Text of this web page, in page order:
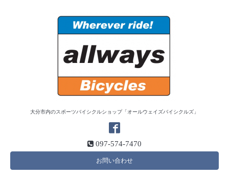
大分市内のスポーツバイシクルショップ「オールウェイズバイシクルズ」
097-574-7470
お問い合わせ